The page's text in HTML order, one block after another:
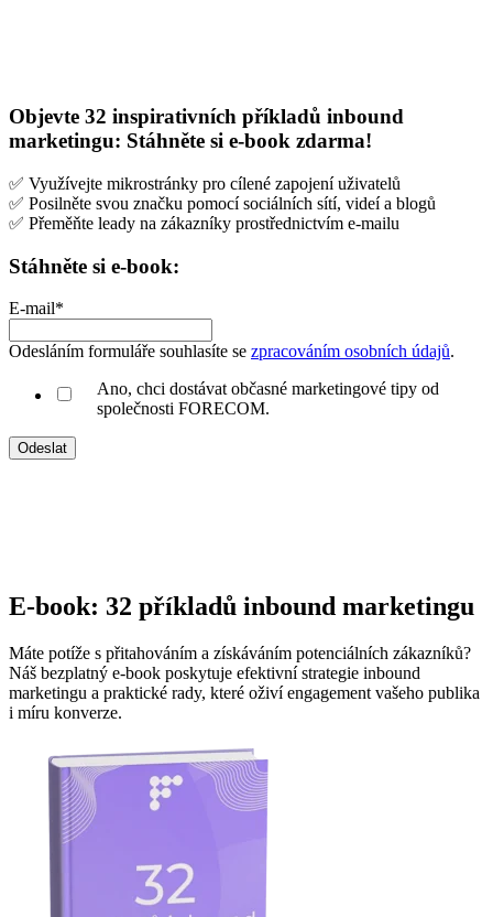
Objevte 32 inspirativních příkladů inbound
marketingu: Stáhněte si e-book zdarma!
✅ Využívejte mikrostránky pro cílené zapojení uživatelů
✅ Posilněte svou značku pomocí sociálních sítí, videí a blogů
✅ Přeměňte leady na zákazníky prostřednictvím e-mailu
Stáhněte si e-book:
E-mail*
Odesláním formuláře souhlasíte se zpracováním osobních údajů.
Ano, chci dostávat občasné marketingové tipy od
společnosti FORECOM.
E-book: 32 příkladů inbound marketingu
Máte potíže s přitahováním a získáváním potenciálních zákazníků?
Náš bezplatný e-book poskytuje efektivní strategie inbound
marketingu a praktické rady, které oživí engagement vašeho publika
i míru konverze.